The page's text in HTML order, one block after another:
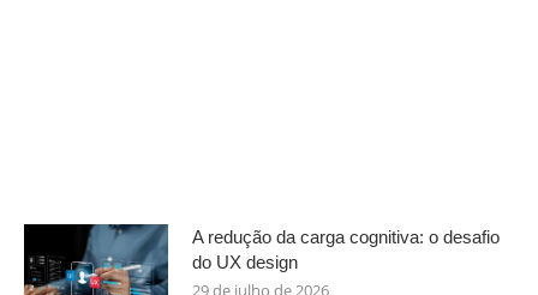
A redução da carga cognitiva: o desafio
do UX design